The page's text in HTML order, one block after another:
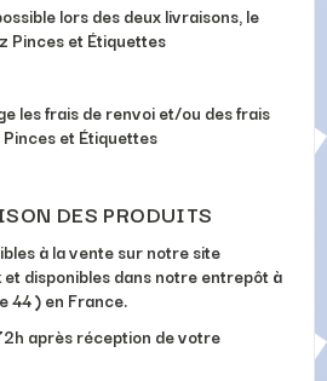
lors des deux livraisons, le
Pinces et Étiquettes
les frais de renvoi et/ou des frais
et Étiquettes
DES PRODUITS
à la vente sur notre site
disponibles dans notre entrepôt à
44 ) en France.
après réception de votre